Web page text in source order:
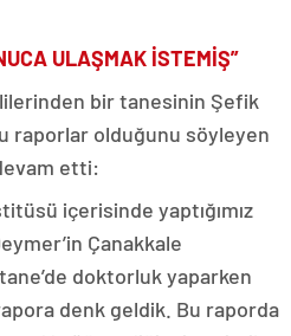
ULAŞMAK İSTEMİŞ”
bir tanesinin Şefik
raporlar olduğunu söyleyen
etti:
içerisinde yaptığımız
Çanakkale
doktorluk yaparken
denk geldik. Bu raporda